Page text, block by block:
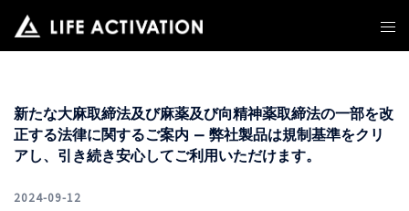
テ
新たな大麻取締法及び麻薬及び向精神薬取締法の一部を改
正する法律に関するご案内 – 弊社製品は規制基準をクリ
アし、引き続き安心してご利用いただけます。
2024-09-12